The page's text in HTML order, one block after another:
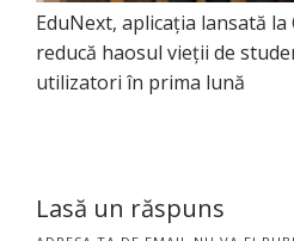
EduNext, aplicația lansată
reducă haosul vieții de
utilizatori în prima lună
Lasă un răspuns